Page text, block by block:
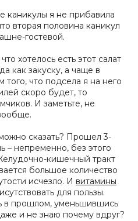
каникулы я не прибавила
вторая половина каникул
гостевой.
хотелось есть этот салат
как закуску, а чаще в
того, что подсела я на него
скоро будет, то
И заметьте, не
сказать? Прошел 3-
– непременно, без этого
кишечный тракт
большое количество
исчезло. И витамины
для пользы.
в прошлом, уменьшившись
и не знаю почему вдруг?